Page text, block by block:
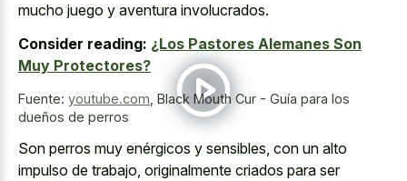
mucho juego y aventura involucrados.
Consider reading: ¿Los Pastores Alemanes Son
Muy Protectores?
Fuente: youtube.com Black Mouth Cur - Guía para los
dueños de perros
Son perros muy enérgicos y sensibles, con un alto
impulso de trabajo, originalmente criados para ser